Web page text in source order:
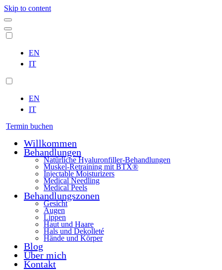
Skip to content
EN
IT
EN
IT
Termin buchen
Willkommen
Behandlungen
Natürliche Hyaluronfiller-Behandlungen
Muskel-Retraining mit BTX®
Injectable Moisturizers
Medical Needling
Medical Peels
Behandlungszonen
Gesicht
Augen
Lippen
Haut und Haare
Hals und Dekolleté
Hände und Körper
Blog
Über mich
Kontakt